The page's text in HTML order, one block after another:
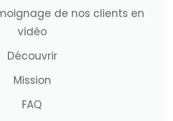
de nos clients en
vidéo
Découvrir
Mission
FAQ